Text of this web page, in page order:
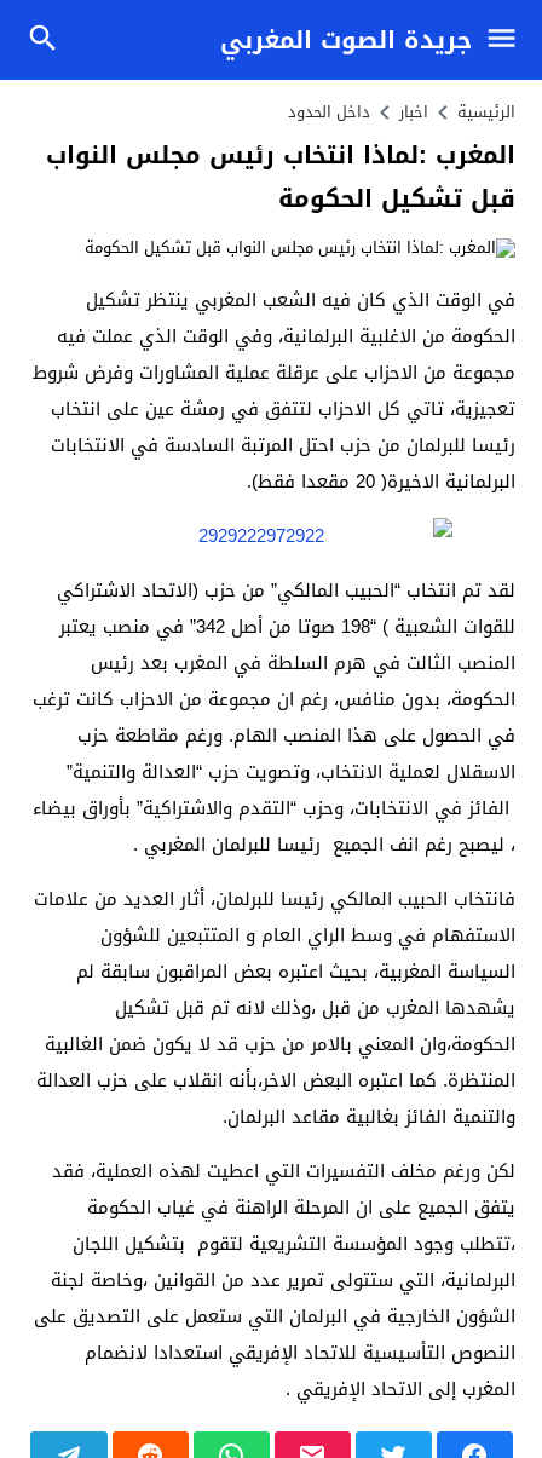
جريدة الصوت المغربي
الرئيسية اخبار داخل الحدود
المغرب :لماذا انتخاب رئيس مجلس النواب
قبل تشكيل الحكومة
في الوقت الذي كان فيه الشعب المغربي ينتظر تشكيل
الحكومة من الاغلبية البرلمانية، وفي الوقت الذي عملت فيه
مجموعة من الاحزاب على عرقلة عملية المشاورات وفرض شروط
تعجيزية، تاتي كل الاحزاب لتتفق في رمشة عين على انتخاب
رئيسا للبرلمان من حزب احتل المرتبة السادسة في الانتخابات
البرلمانية الاخيرة( 20 مقعدا فقط).
لقد تم انتخاب “الحبيب المالكي” من حزب (الاتحاد الاشتراكي
للقوات الشعبية ) “198 صوتا من أصل 342” في منصب يعتبر
المنصب الثالت في هرم السلطة في المغرب بعد رئيس
الحكومة، بدون منافس، رغم ان مجموعة من الاحزاب كانت ترغب
في الحصول على هذا المنصب الهام. ورغم مقاطعة حزب
الاسقلال لعملية الانتخاب، وتصويت حزب “العدالة والتنمية”
الفائز في الانتخابات، وحزب “التقدم والاشتراكية” بأوراق بيضاء
، ليصبح رغم انف الجميع رئيسا للبرلمان المغربي .
فانتخاب الحبيب المالكي رئيسا للبرلمان، أثار العديد من علامات
الاستفهام في وسط الراي العام و المتتبعين للشؤون
السياسة المغربية، بحيث اعتبره بعض المراقبون سابقة لم
يشهدها المغرب من قبل ،وذلك لانه تم قبل تشكيل
الحكومة،وان المعني بالامر من حزب قد لا يكون ضمن الغالبية
المنتظرة. كما اعتبره البعض الاخر،بأنه انقلاب على حزب العدالة
والتنمية الفائز بغالبية مقاعد البرلمان.
لكن ورغم مخلف التفسيرات التي اعطيت لهذه العملية، فقد
يتفق الجميع على ان المرحلة الراهنة في غياب الحكومة
،تتطلب وجود المؤسسة التشريعية لتقوم بتشكيل اللجان
البرلمانية، التي ستتولى تمرير عدد من القوانين ،وخاصة لجنة
الشؤون الخارجية في البرلمان التي ستعمل على التصديق على
النصوص التأسيسية للاتحاد الإفريقي استعدادا لانضمام
المغرب إلى الاتحاد الإفريقي .